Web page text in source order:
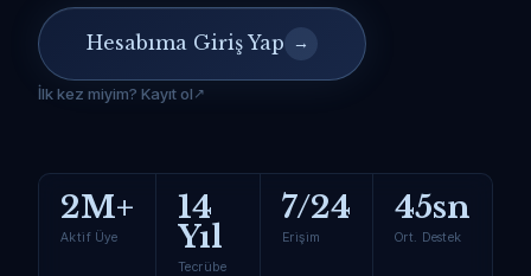
Hesabıma Giriş Yap →
İlk kez miyim? Kayıt ol
2M+
Aktif Üye
14
Yıl
Tecrübe
7/24
Erişim
45sn
Ort. Destek